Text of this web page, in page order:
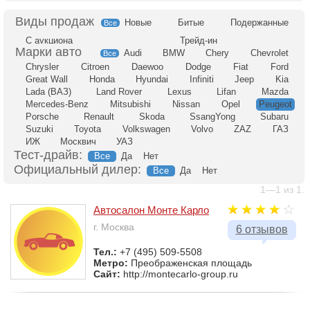
Все Новые Битые
Подержанные
С аукциона
Трейд-ин
Все Audi BMW Chery
Chevrolet
Chrysler
Citroen Daewoo Dodge Fiat
Ford
Great Wall
Honda Hyundai Infiniti Jeep
Kia
Lada (ВАЗ)
Land Rover Lexus Lifan
Mazda
Mercedes-Benz
Mitsubishi Nissan Opel
Peugeot
Porsche
Renault Skoda SsangYong
Subaru
Suzuki
Toyota Volkswagen Volvo ZAZ
ГАЗ
ИЖ
Москвич УАЗ
Тест-драйв: Все Да Нет
Официальный дилер: Все Да Нет
1—1 из 1.
6 отзывов
Автосалон Монте Карло
г. Москва
Тел.: +7 (495) 509-5508
Метро: Преображенская площадь
Сайт: http://montecarlo-group.ru